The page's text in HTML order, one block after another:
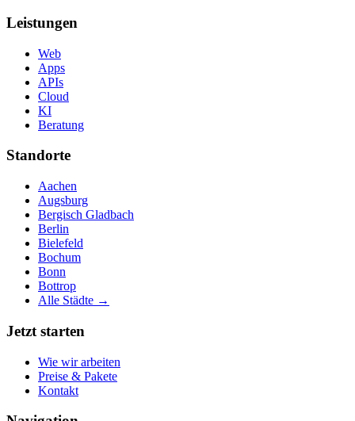
Leistungen
Web
Apps
APIs
Cloud
KI
Beratung
Standorte
Aachen
Augsburg
Bergisch Gladbach
Berlin
Bielefeld
Bochum
Bonn
Bottrop
Alle Städte →
Jetzt starten
Wie wir arbeiten
Preise & Pakete
Kontakt